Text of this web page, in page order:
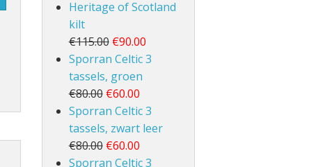
Heritage of Scotland
kilt
€115.00 €90.00
Sporran Celtic 3
tassels, groen
€80.00 €60.00
Sporran Celtic 3
tassels, zwart leer
€80.00 €60.00
Sporran Celtic 3